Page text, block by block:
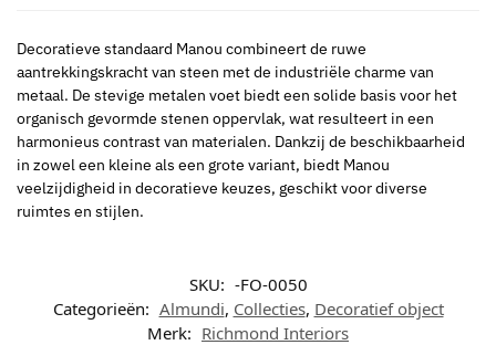
Decoratieve standaard Manou combineert de ruwe
aantrekkingskracht van steen met de industriële charme van
metaal. De stevige metalen voet biedt een solide basis voor het
organisch gevormde stenen oppervlak, wat resulteert in een
harmonieus contrast van materialen. Dankzij de beschikbaarheid
in zowel een kleine als een grote variant, biedt Manou
veelzijdigheid in decoratieve keuzes, geschikt voor diverse
ruimtes en stijlen.
SKU: -FO-0050
Categorieën: Almundi, Collecties, Decoratief object
Merk: Richmond Interiors